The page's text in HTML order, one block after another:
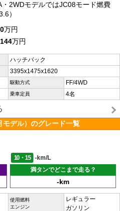
2WDモデルではJC08モード燃費
）
万円
144万円
ハッチバック
3395x1475x1620
駆動方式 FF/4WD
乗車定員 4名
デル）のグレード一覧
10・15
-km/L
満タンでどこまで走る？
-km
使用燃料
エンジン
レギュラー
ガソリン